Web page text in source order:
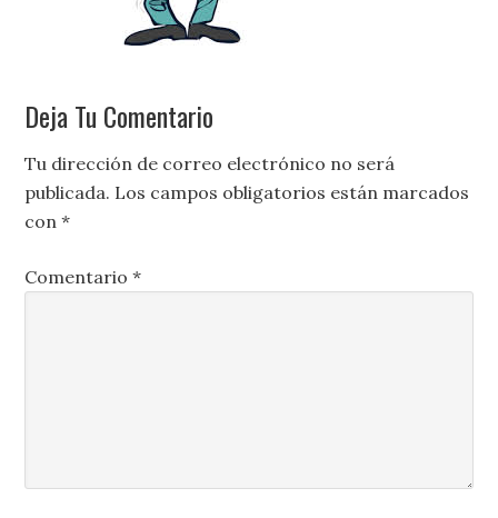
Deja Tu Comentario
Tu dirección de correo electrónico no será
publicada. Los campos obligatorios están marcados
con*
Comentario*